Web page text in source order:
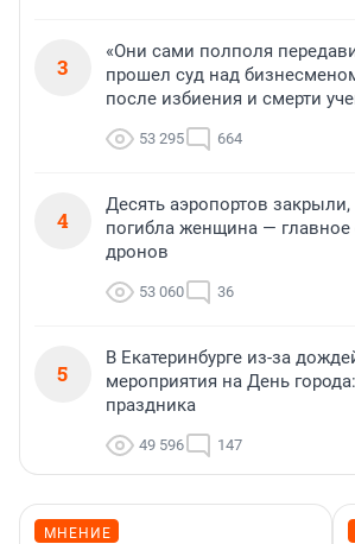
3
«Они сами полполя
прошел суд над
после избиения и смерти
53 295 664
4
Десять аэропортов
погибла женщина — главное
дронов
53 060 36
5
В Екатеринбурге из-за
мероприятия на День
праздника
49 596 147
МНЕНИЕ